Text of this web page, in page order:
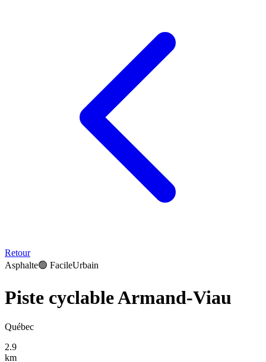
Retour
Asphalte🟢 FacileUrbain
Piste cyclable Armand-Viau
Québec
2.9
km